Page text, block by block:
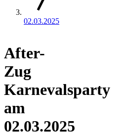
02.03.2025
After-
Zug
Karnevalsparty
am
02.03.2025